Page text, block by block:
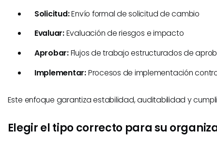
Solicitud:Envío formal de solicitud de cambio
Evaluar:Evaluación de riesgos e impacto
Aprobar:Flujos de trabajo estructurados de
Implementar:Procesos de implementación
Este enfoque garantiza estabilidad, auditabilidad y
Elegir el tipo correcto para su